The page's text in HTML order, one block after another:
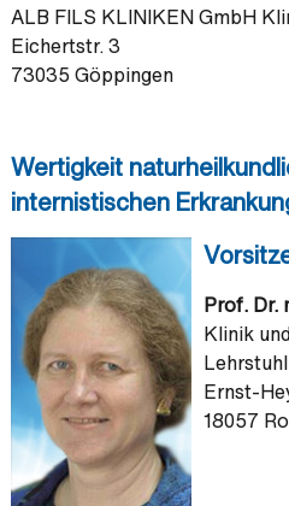
ALB FILS KLINIKEN GmbH
Eichertstr. 3
73035 Göppingen
Wertigkeit
internistischen
Prof. Dr.
Klinik
Ernst-
18057